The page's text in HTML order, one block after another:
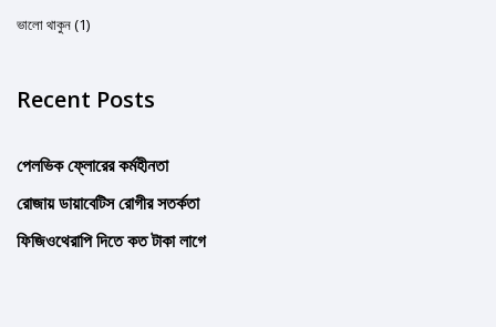
ভালো থাকুন (1)
Recent Posts
পেলভিক ফ্লোরের কর্মহীনতা
রোজায় ডায়াবেটিস রোগীর সতর্কতা
ফিজিওথেরাপি দিতে কত টাকা লাগে